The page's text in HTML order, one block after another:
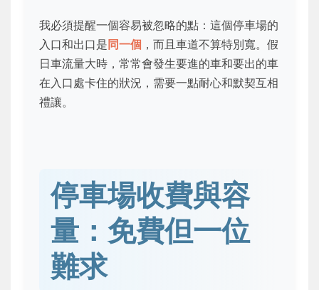
我必須提醒一個容易被忽略的點：這個停車場的
入口和出口是同一個 ，而且車道不算特別寬。假
日車流量大時，常常會發生要進的車和要出的車
在入口處卡住的狀況，需要一點耐心和默契互相
禮讓。
停車場收費與容
量：免費但一位
難求